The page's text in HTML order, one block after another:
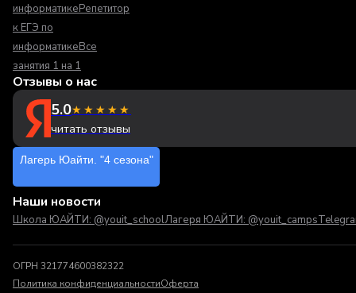
информатикеРепетитор
к ЕГЭ по
информатикеВсе
занятия 1 на 1
Отзывы о нас
5.0★★★★★
читать отзывы
Лагерь Юайти. "4 сезона"
Наши новости
Школа ЮАЙТИ: @youit_schoolЛагеря ЮАЙТИ: @youit_camps
ОГРН 321774600382322
Политика конфиденциальностиОферта